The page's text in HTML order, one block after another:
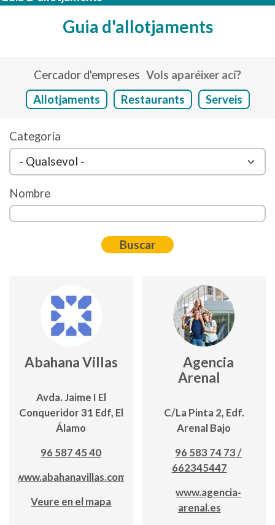
Guia d'allotjaments
Cercador d'empreses Vols aparéixer ací?
Allotjaments
Restaurants Serveis
Categoría
Nombre
Abahana Villas
Avda. Jaime I El
Conqueridor 31 Edf, El
Álamo
96 587 45 40
www.abahanavillas.com
Veure en el mapa
Agencia
Arenal
C/La Pinta 2, Edf.
Arenal Bajo
96 583 74 73 /
662345447
www.agencia-
arenal.es